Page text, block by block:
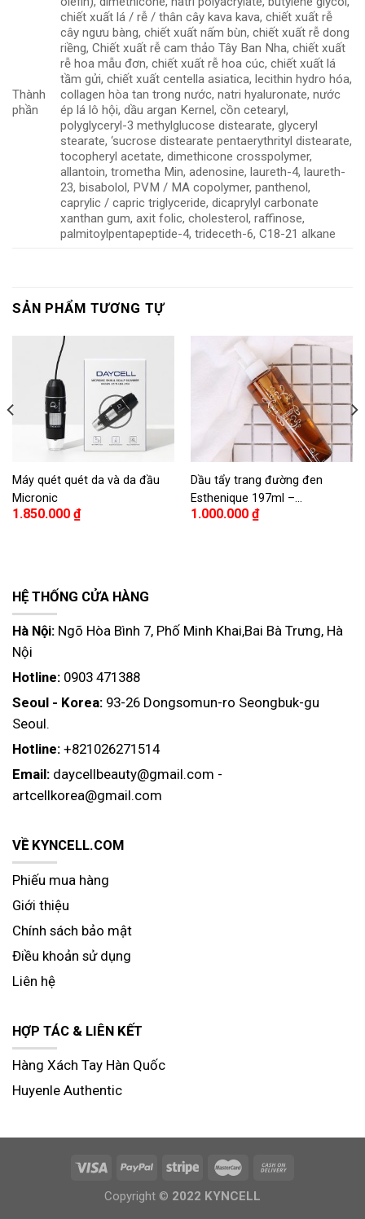
Thành
phần
chiết xuất lá / rễ / thân cây kava kava, chiết xuất rễ
cây ngưu bàng, chiết xuất nấm bùn, chiết xuất rễ dong
riềng, Chiết xuất rễ cam thảo Tây Ban Nha, chiết xuất
rễ hoa mẫu đơn, chiết xuất rễ hoa cúc, chiết xuất lá
tầm gửi, chiết xuất centella asiatica, lecithin hydro hóa,
collagen hòa tan trong nước, natri hyaluronate, nước
ép lá lô hội, dầu argan Kernel, cồn cetearyl,
polyglyceryl-3 methylglucose distearate, glyceryl
stearate, ‘sucrose distearate pentaerythrityl distearate,
tocopheryl acetate, dimethicone crosspolymer,
allantoin, trometha Min, adenosine, laureth-4, laureth-
23, bisabolol, PVM / MA copolymer, panthenol,
caprylic / capric triglyceride, dicaprylyl carbonate
xanthan gum, axit folic, cholesterol, raffinose,
palmitoylpentapeptide-4, trideceth-6, C18-21 alkane
SẢN PHẨM TƯƠNG TỰ
Máy quét quét da và da đầu
Micronic
1.850.000 ₫
Dầu tẩy trang đường đen
Esthenique 197ml –
Esthenique Dark Sugar
1.000.000 ₫
HỆ THỐNG CỬA HÀNG
Hà Nội: Ngõ Hòa Bình 7, Phố Minh Khai,Bai Bà Trưng, Hà
Nội
Hotline: 0903 471388
Seoul - Korea: 93-26 Dongsomun-ro Seongbuk-gu
Seoul.
Hotline: +821026271514
Email: daycellbeauty@gmail.com -
artcellkorea@gmail.com
VỀ KYNCELL.COM
Phiếu mua hàng
Giới thiệu
Chính sách bảo mật
Điều khoản sử dụng
Liên hệ
HỢP TÁC & LIÊN KẾT
Hàng Xách Tay Hàn Quốc
Huyenle Authentic
Copyright © 2022 KYNCELL